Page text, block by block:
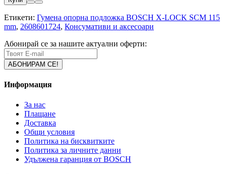
Етикети: Гумена опорна подложка BOSCH X-LOCK SCM 115
mm, 2608601724, Консумативи и аксесоари
Абонирай се за нашите актуални оферти:
Информация
За нас
Плащане
Доставка
Общи условия
Политика на бисквитките
Политика за личните данни
Удължена гаранция от BOSCH